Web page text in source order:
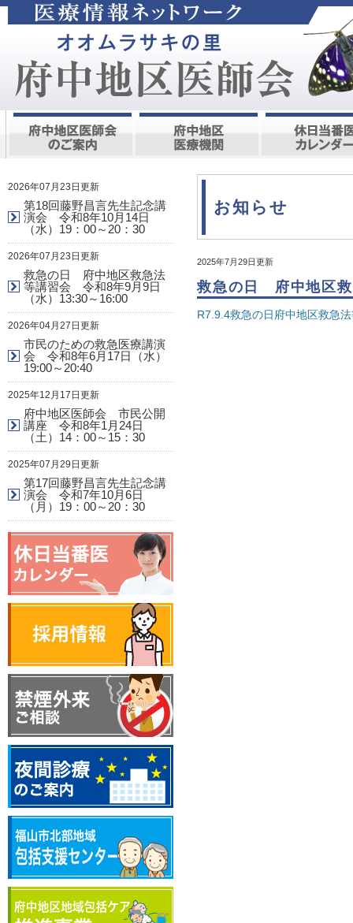
お知らせ
2025年7月29日更新
救急の日 府中地区
R7.9.4救急の日府中地区救急
2026年07月23日更新
第18回藤野昌言先生記念講
演会 令和8年10月14日
（水）19：00～20：30
2026年07月23日更新
救急の日 府中地区救急法
等講習会 令和8年9月9日
（水）13:30～16:00
2026年04月27日更新
市民のための救急医療講演
会 令和8年6月17日（水）
19:00～20:40
2025年12月17日更新
府中地区医師会 市民公開
講座 令和8年1月24日
（土）14：00～15：30
2025年07月29日更新
第17回藤野昌言先生記念講
演会 令和7年10月6日
（月）19：00～20：30